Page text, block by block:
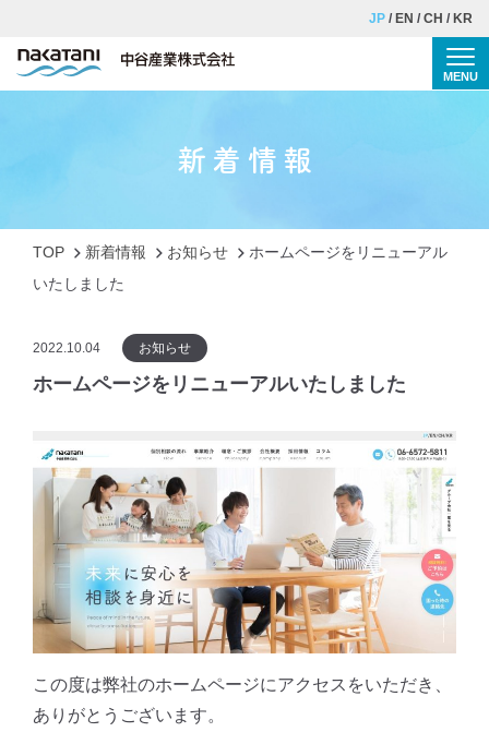
JP EN CH KR
採用情報
お問い合わせ
グループ会社一覧を見る
MENU
新着情報
TOP 新着情報 お知らせ
ホームページをリニューアル
いたしました
2022.10.04 お知らせ
ホームページをリニューアルいたしました
この度は弊社のホームページにアクセスをいただき、
ありがとうございます。